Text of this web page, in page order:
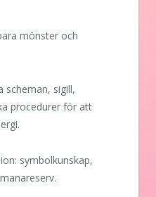
mönster och
scheman, sigill,
procedurer för att
symbolkunskap,